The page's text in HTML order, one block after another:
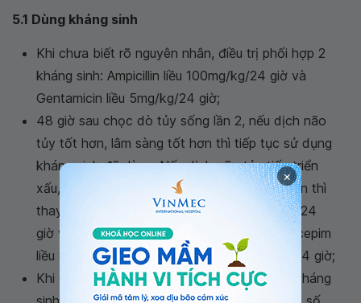
5.1 Dùng kháng sinh
Khi chưa biết rõ nguyên nhân, điều trị phối hợp 2
kháng sinh: Ampicillin liều 100mg/kg/24 giờ và
Gentamicin liều 5mg/kg/24 giờ;
48 giờ sau chọc dò tủy sống lần 2, nếu dịch não
tủy tốt hơn, lâm sàng tốt hơn thì tiếp tục sử dụng
kháng sinh đã dùng. Nếu dịch não tủy tiến triển
xấu, các triệu chứng lâm sàng không cải thiện thì
thay đổi kháng sinh: Rocephin liều 80mg/kg/24
giờ với amikacin liều 15mg/kg/24 giờ hoặc acepim
liều 80mg/kg/giờ với amikacin liều 15mg/kg/24 giờ;
Khi có kết quả kháng sinh đồ: Điều trị theo kháng
×